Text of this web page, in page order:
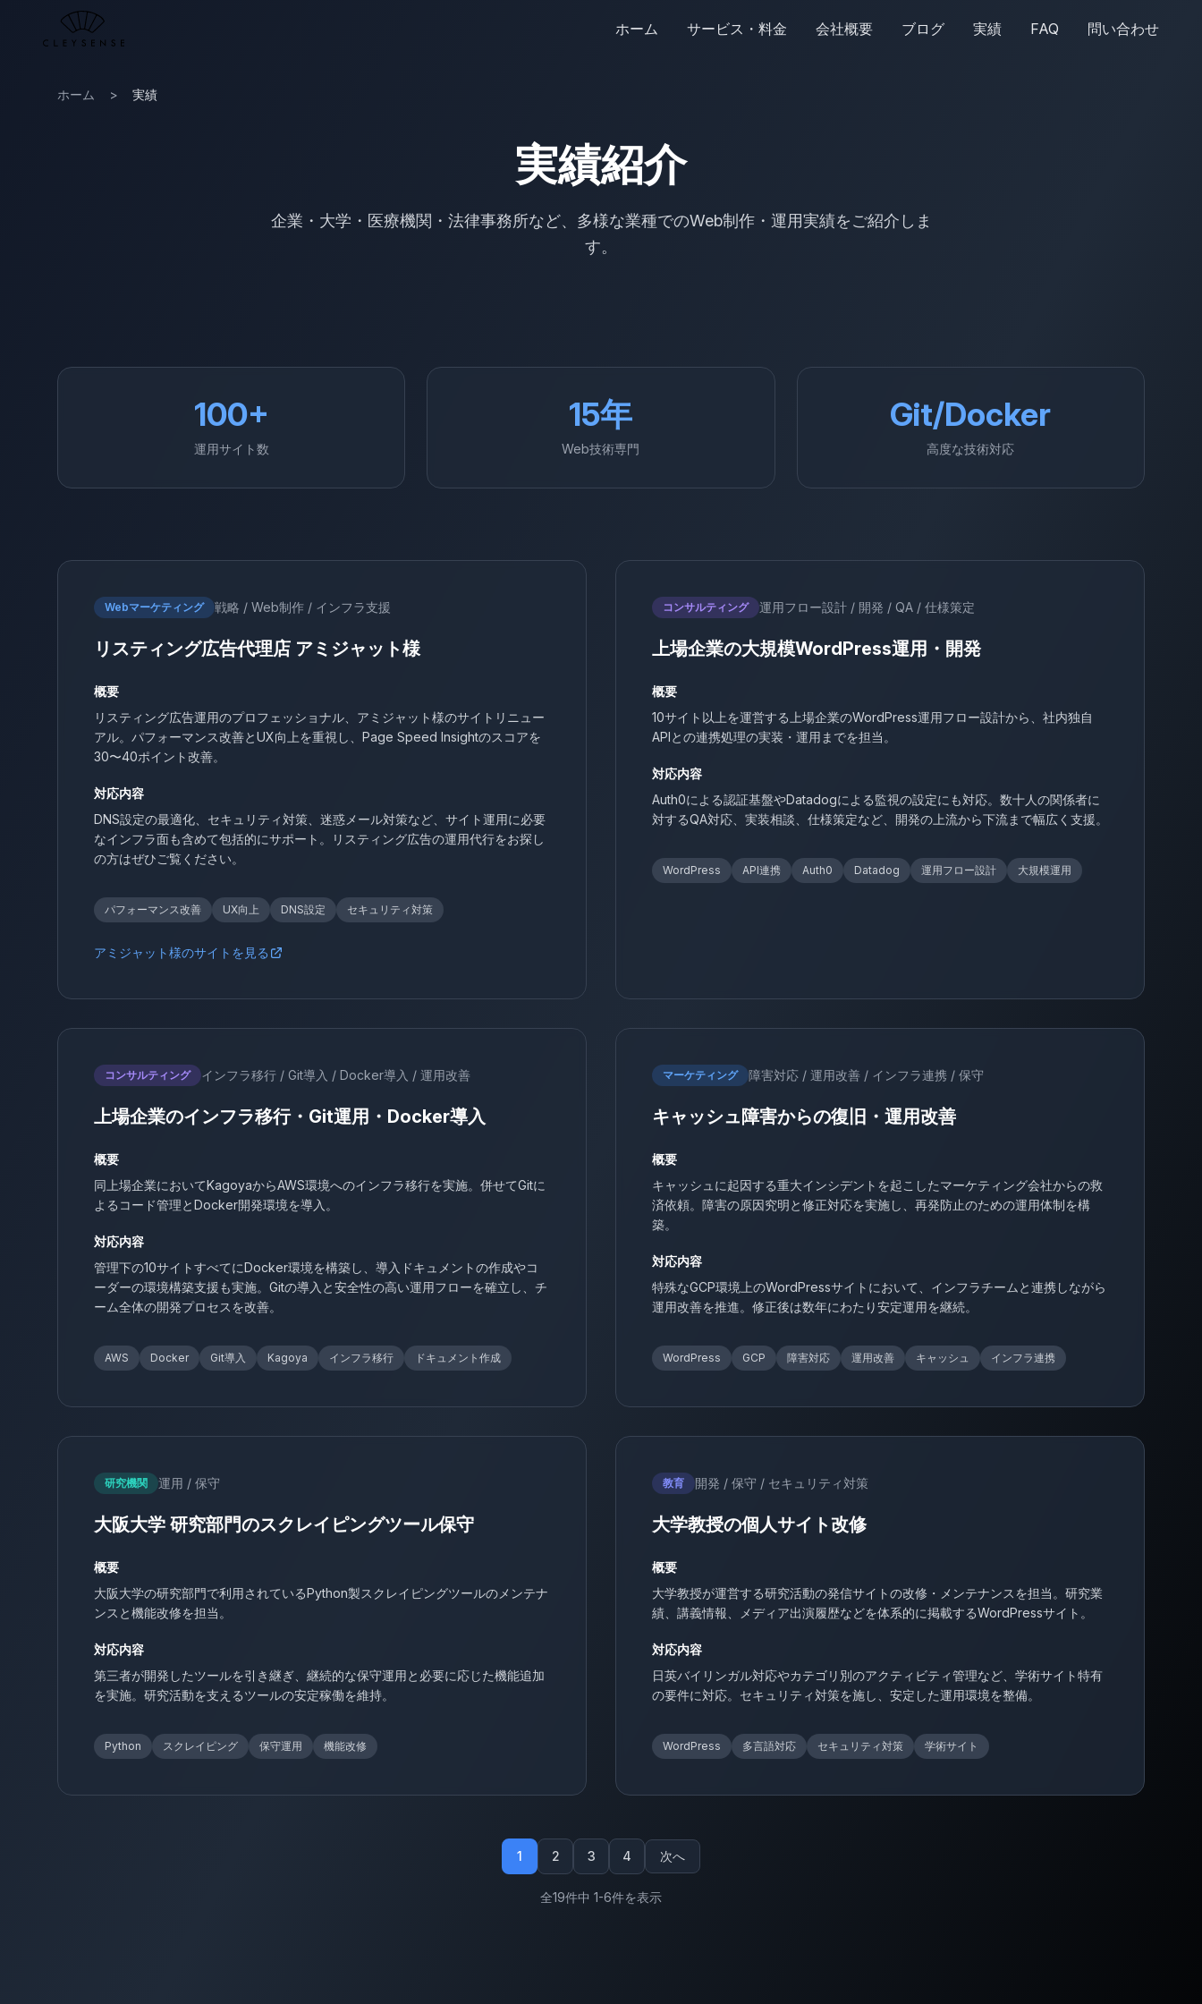
メインコンテンツへスキップ
ホーム
サービス・料金 会社概要 ブログ 実績 FAQ 問い合わせ
ホーム > 実績
実績紹介
企業・大学・医療機関・法律事務所など、多様な業種でのWeb制作・運用実績をご紹介しま
す。
100+
運用サイト数
15年
Web技術専門
Git/Docker
高度な技術対応
Webマーケティング 戦略 / Web制作 / インフラ支援
リスティング広告代理店 アミジャット様
概要
リスティング広告運用のプロフェッショナル、アミジャット様のサイトリニュー
アル。パフォーマンス改善とUX向上を重視し、Page Speed Insightのスコアを
30〜40ポイント改善。
対応内容
DNS設定の最適化、セキュリティ対策、迷惑メール対策など、サイト運用に必要
なインフラ面も含めて包括的にサポート。リスティング広告の運用代行をお探し
の方はぜひご覧ください。
パフォーマンス改善 UX向上 DNS設定 セキュリティ対策
アミジャット様のサイトを見る
コンサルティング 運用フロー設計 / 開発 / QA / 仕様策定
上場企業の大規模WordPress運用・開発
概要
10サイト以上を運営する上場企業のWordPress運用フロー設計から、社内独自
APIとの連携処理の実装・運用までを担当。
対応内容
Auth0による認証基盤やDatadogによる監視の設定にも対応。数十人の関係者に
対するQA対応、実装相談、仕様策定など、開発の上流から下流まで幅広く支援。
WordPress API連携 Auth0 Datadog 運用フロー設計 大規模運用
コンサルティング インフラ移行 / Git導入 / Docker導入 / 運用改善
上場企業のインフラ移行・Git運用・Docker導入
概要
同上場企業においてKagoyaからAWS環境へのインフラ移行を実施。併せてGitに
よるコード管理とDocker開発環境を導入。
対応内容
管理下の10サイトすべてにDocker環境を構築し、導入ドキュメントの作成やコ
ーダーの環境構築支援も実施。Gitの導入と安全性の高い運用フローを確立し、チ
ーム全体の開発プロセスを改善。
AWS Docker Git導入 Kagoya インフラ移行 ドキュメント作成
マーケティング 障害対応 / 運用改善 / インフラ連携 / 保守
キャッシュ障害からの復旧・運用改善
概要
キャッシュに起因する重大インシデントを起こしたマーケティング会社からの救
済依頼。障害の原因究明と修正対応を実施し、再発防止のための運用体制を構
築。
対応内容
特殊なGCP環境上のWordPressサイトにおいて、インフラチームと連携しながら
運用改善を推進。修正後は数年にわたり安定運用を継続。
WordPress GCP 障害対応 運用改善 キャッシュ インフラ連携
研究機関 運用 / 保守
大阪大学 研究部門のスクレイピングツール保守
概要
大阪大学の研究部門で利用されているPython製スクレイピングツールのメンテナ
ンスと機能改修を担当。
対応内容
第三者が開発したツールを引き継ぎ、継続的な保守運用と必要に応じた機能追加
を実施。研究活動を支えるツールの安定稼働を維持。
Python スクレイピング 保守運用 機能改修
教育 開発 / 保守 / セキュリティ対策
大学教授の個人サイト改修
概要
大学教授が運営する研究活動の発信サイトの改修・メンテナンスを担当。研究業
績、講義情報、メディア出演履歴などを体系的に掲載するWordPressサイト。
対応内容
日英バイリンガル対応やカテゴリ別のアクティビティ管理など、学術サイト特有
の要件に対応。セキュリティ対策を施し、安定した運用環境を整備。
WordPress 多言語対応 セキュリティ対策 学術サイト
1 2 3 4 次へ
全19件中 1-6件を表示